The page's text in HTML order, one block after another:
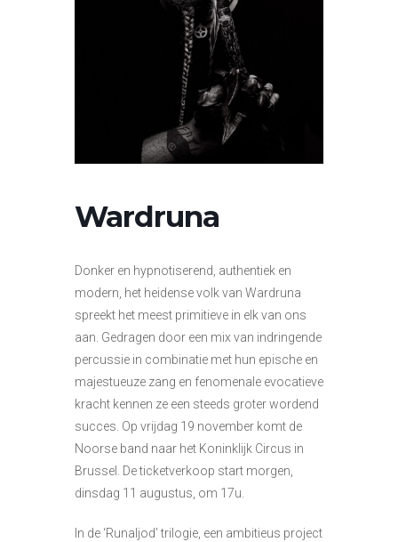
Wardruna
Donker en hypnotiserend, authentiek en
modern, het heidense volk van Wardruna
spreekt het meest primitieve in elk van ons
aan. Gedragen door een mix van indringende
percussie in combinatie met hun epische en
majestueuze zang en fenomenale evocatieve
kracht kennen ze een steeds groter wordend
succes. Op vrijdag 19 november komt de
Noorse band naar het Koninklijk Circus in
Brussel. De ticketverkoop start morgen,
dinsdag 11 augustus, om 17u.
In de ‘Runaljod’ trilogie, een ambitieus project